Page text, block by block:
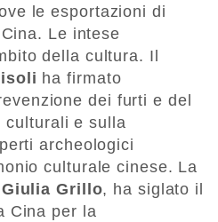
le esportazioni di
Le intese
della cultura. Il
ha firmato
dei furti e del
culturali e sulla
archeologici
culturale cinese. La
Giulia Grillo, ha siglato il
Cina per la